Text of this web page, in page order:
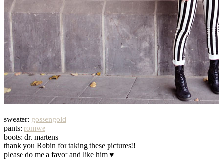
sweater: gossengold
pants: romwe
boots: dr. martens
thank you Robin for taking these pictures!!
please do me a favor and like him ♥